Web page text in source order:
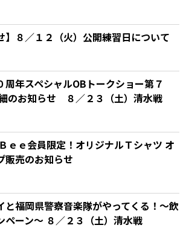
】８／１２（火）公開練習日について
周年スペシャルOBトークショー第７
のお知らせ ８／２３（土）清水戦
ｅｅ会員限定！オリジナルＴシャツ オ
販売のお知らせ
と福岡県警察音楽隊がやってくる！～飲
ペーン～ ８／２３（土）清水戦